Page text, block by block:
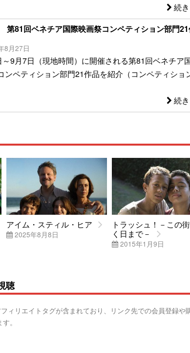
続
81回ベネチア国際映画祭コンペティション部門
8月27日
9月7日（現地時間）に開催される第81回ベネチア
ンペティション部門21作品を紹介（コンペティショ
続
アイム・スティル・ヒア
2025年8月8日
トラッシュ！－この
く日まで－
2015年1月9日
聴
ィリエイトタグが含まれており、リンク先での会員登録や
。